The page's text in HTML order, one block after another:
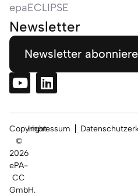
epaECLIPSE
Newsletter
Newsletter
Copyright
©
2026
ePA-
CC
GmbH.
Impressum